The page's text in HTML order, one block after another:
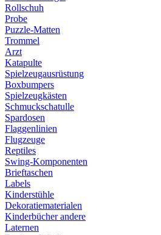
Rollschuh
Probe
Puzzle-Matten
Trommel
Arzt
Katapulte
Spielzeugausrüstung
Boxbumpers
Spielzeugkästen
Schmuckschatulle
Spardosen
Flaggenlinien
Flugzeuge
Reptiles
Swing-Komponenten
Brieftaschen
Labels
Kinderstühle
Dekoratiematerialen
Kinderbücher andere
Laternen